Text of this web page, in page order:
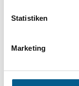
Statistiken
Marketing
für Osnabrück
12.02.2026